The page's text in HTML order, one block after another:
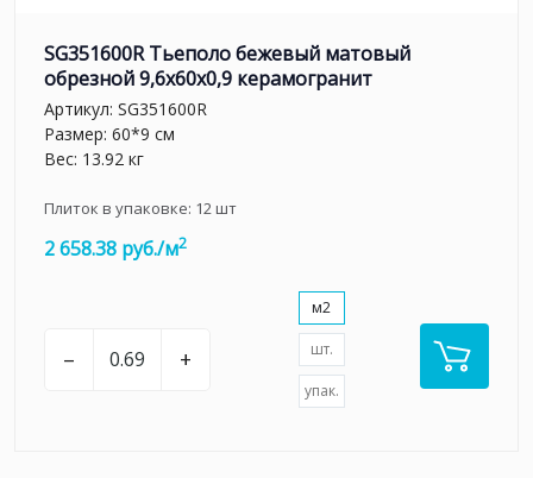
SG351600R Тьеполо бежевый матовый
обрезной 9,6x60x0,9 керамогранит
Артикул: SG351600R
Размер: 60*9 см
Вес: 13.92 кг
Плиток в упаковке: 12шт
2 658.38 руб./м2
– +
м2
шт.
упак.